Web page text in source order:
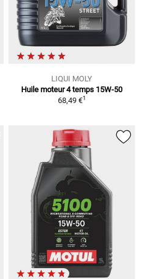
LIQUI MOLY
Huile moteur 4 temps 15W-50
68,49 €1